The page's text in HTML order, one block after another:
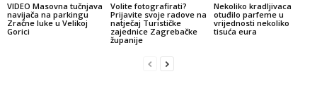
VIDEO Masovna tučnjava
navijača na parkingu
Zračne luke u Velikoj
Gorici
Volite fotografirati?
Prijavite svoje radove na
natječaj Turističke
zajednice Zagrebačke
županije
Nekoliko kradljivaca
otuđilo parfeme u
vrijednosti nekoliko
tisuća eura